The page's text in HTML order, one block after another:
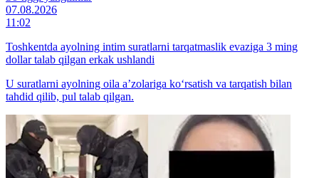
07.08.2026
11:02
Toshkentda ayolning intim suratlarni tarqatmaslik evaziga 3 ming
dollar talab qilgan erkak ushlandi
U suratlarni ayolning oila a’zolariga ko‘rsatish va tarqatish bilan
tahdid qilib, pul talab qilgan.